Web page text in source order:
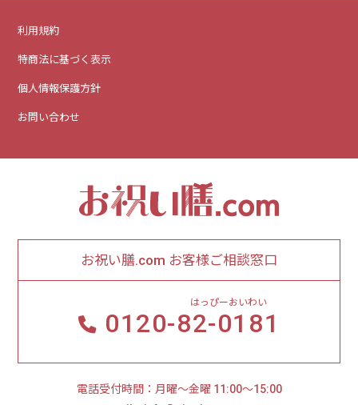
利用規約
特商法に基づく表示
個人情報保護方針
お問い合わせ
お祝い膳.com お客様ご相談窓口
0120-82-0181
はっぴーおいわい
電話受付時間：月曜～金曜 11:00～15:00